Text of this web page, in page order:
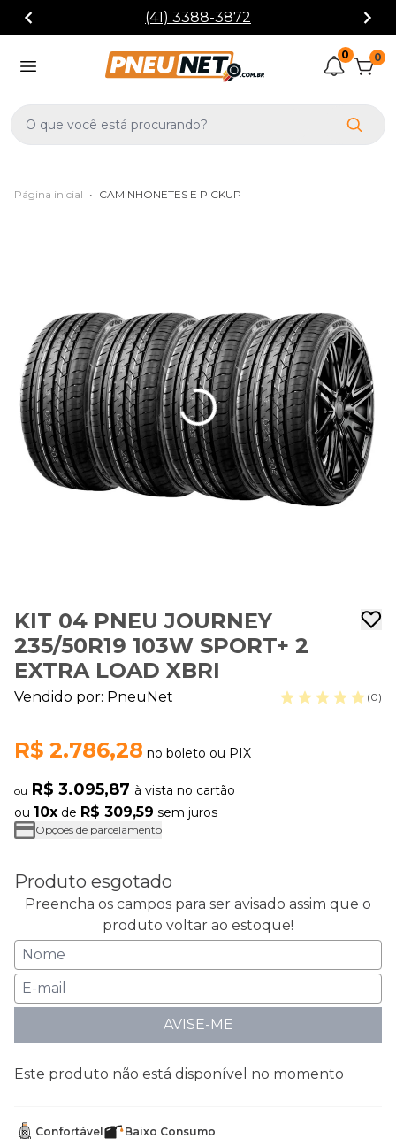
(41) 3388-3872
0 0
Página inicial • CAMINHONETES E PICKUP
KIT 04 PNEU JOURNEY
235/50R19 103W SPORT+ 2
EXTRA LOAD XBRI
Vendido por: PneuNet (0)
R$ 2.786,28 no boleto ou PIX
ou R$ 3.095,87 à vista no cartão
ou 10x de R$ 309,59 sem juros
Opções de parcelamento
Produto esgotado
Preencha os campos para ser avisado assim que o
produto voltar ao estoque!
AVISE-ME
Este produto não está disponível no momento
Confortável Baixo Consumo